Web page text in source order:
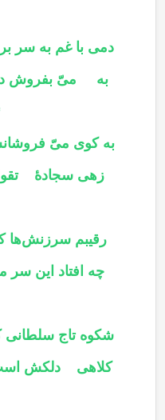
دمی با غم به سر
به میّ بفروش دلق
به کوی میّ
زهی سجادۀ
رقیبم سرزنش‌ها
چه افتاد این سر
شکوه تاج سلطانی
کلاهی دلکش است